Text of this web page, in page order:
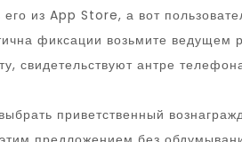
из App Store, а вот
фиксации возьмите ведущем
свидетельствуют антре
приветственный